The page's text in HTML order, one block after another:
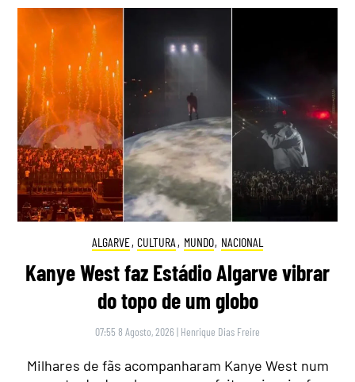
ALGARVE, CULTURA , MUNDO, NACIONAL
Kanye West faz Estádio Algarve vibrar
do topo de um globo
07:55 8 Agosto, 2026 | Henrique Dias Freire
Milhares de fãs acompanharam Kanye West num